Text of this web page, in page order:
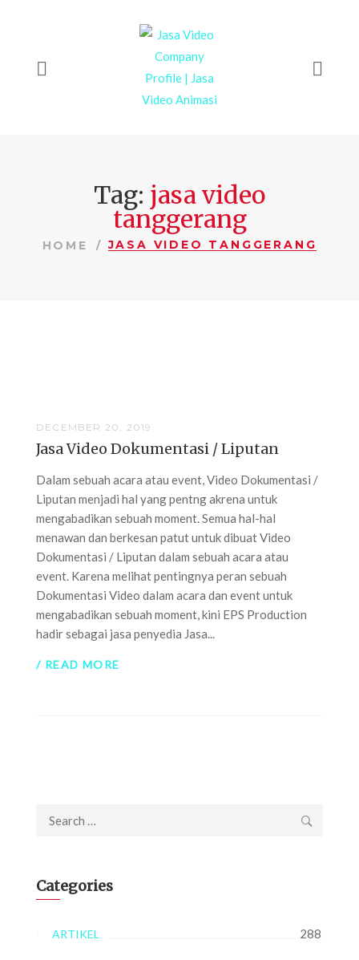
Tag: jasa video
tanggerang
HOME JASA VIDEO TANGGERANG
DECEMBER 20, 2019
Jasa Video Dokumentasi / Liputan
Dalam sebuah acara atau event, Video Dokumentasi /
Liputan menjadi hal yang pentng akrena untuk
mengabadikan sebuah moment. Semua hal-hal
menawan dan berkesan patut untuk dibuat Video
Dokumentasi / Liputan dalam sebuah acara atau
event. Karena melihat pentingnya peran sebuah
Dokumentasi Video dalam acara dan event untuk
mengabadikan sebuah moment, kini EPS Production
hadir sebagai jasa penyedia Jasa...
/ READ MORE
Search
Categories
ARTIKEL 288